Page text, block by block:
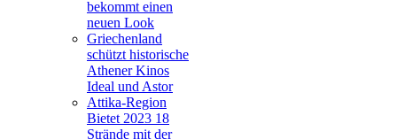
bekommt einen
neuen Look
Griechenland
schützt historische
Athener Kinos
Ideal und Astor
Attika-Region
Bietet 2023 18
Strände mit der